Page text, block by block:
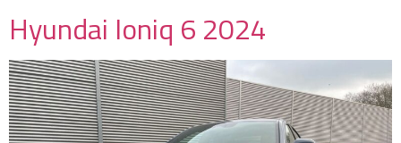
Hyundai Ioniq 6 2024